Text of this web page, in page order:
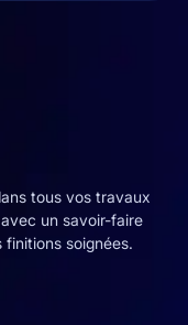
tous vos travaux
un savoir-faire
soignées.